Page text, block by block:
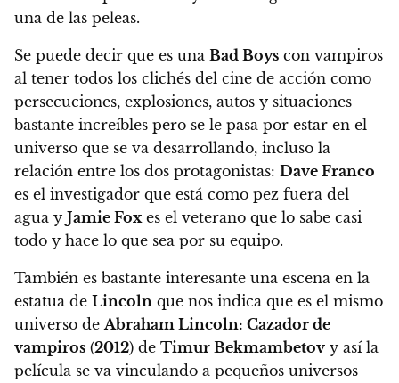
una de las peleas.
Se puede decir que es una Bad Boys con vampiros
al tener todos los clichés del cine de acción como
persecuciones, explosiones, autos y situaciones
bastante increíbles pero se le pasa por estar en el
universo que se va desarrollando, incluso la
relación entre los dos protagonistas: Dave Franco
es el investigador que está como pez fuera del
agua y Jamie Foxes el veterano que lo sabe casi
todo y hace lo que sea por su equipo.
También es bastante interesante una escena en la
estatua de Lincoln que nos indica que es el mismo
universo deAbraham Lincoln: Cazador de
vampiros (2012) de Timur Bekmambetov y así la
película se va vinculando a pequeños universos